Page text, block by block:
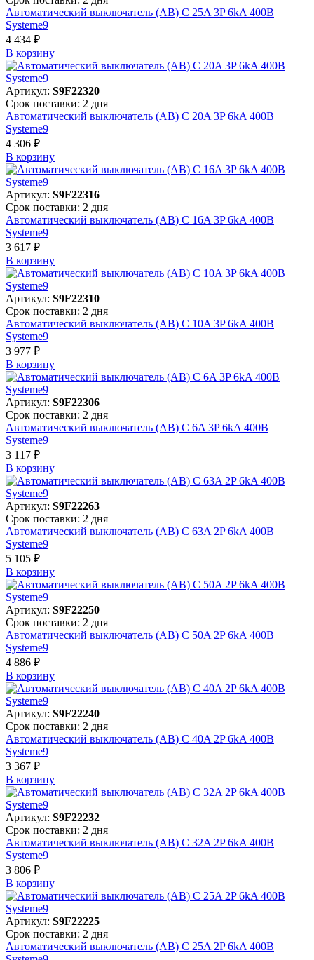
Автоматический выключатель (АВ) C 25A 3P 6kA 400В
Systeme9
4 434 ₽
В корзинy
Артикул: S9F22320
Срок поставки: 2 дня
Автоматический выключатель (АВ) C 20A 3P 6kA 400В
Systeme9
4 306 ₽
В корзинy
Артикул: S9F22316
Срок поставки: 2 дня
Автоматический выключатель (АВ) C 16A 3P 6kA 400В
Systeme9
3 617 ₽
В корзинy
Артикул: S9F22310
Срок поставки: 2 дня
Автоматический выключатель (АВ) C 10A 3P 6kA 400В
Systeme9
3 977 ₽
В корзинy
Артикул: S9F22306
Срок поставки: 2 дня
Автоматический выключатель (АВ) C 6A 3P 6kA 400В
Systeme9
3 117 ₽
В корзинy
Артикул: S9F22263
Срок поставки: 2 дня
Автоматический выключатель (АВ) C 63A 2P 6kA 400В
Systeme9
5 105 ₽
В корзинy
Артикул: S9F22250
Срок поставки: 2 дня
Автоматический выключатель (АВ) C 50A 2P 6kA 400В
Systeme9
4 886 ₽
В корзинy
Артикул: S9F22240
Срок поставки: 2 дня
Автоматический выключатель (АВ) C 40A 2P 6kA 400В
Systeme9
3 367 ₽
В корзинy
Артикул: S9F22232
Срок поставки: 2 дня
Автоматический выключатель (АВ) C 32A 2P 6kA 400В
Systeme9
3 806 ₽
В корзинy
Артикул: S9F22225
Срок поставки: 2 дня
Автоматический выключатель (АВ) C 25A 2P 6kA 400В